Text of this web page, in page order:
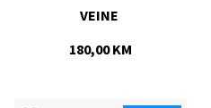
VEINE
180,00 KM